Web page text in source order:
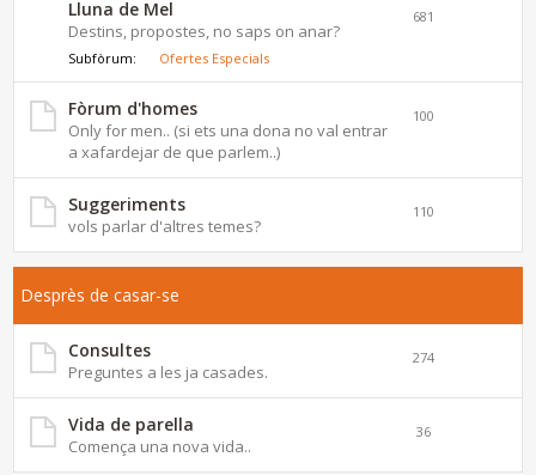
Lluna de Mel
Destins, propostes, no saps on anar?
Subfòrum: Ofertes Especials
681
Fòrum d'homes
Only for men.. (si ets una dona no val entrar
a xafardejar de que parlem..)
100
Suggeriments
vols parlar d'altres temes?
110
Desprès de casar-se
Consultes
Preguntes a les ja casades.
274
Vida de parella
Comença una nova vida..
36